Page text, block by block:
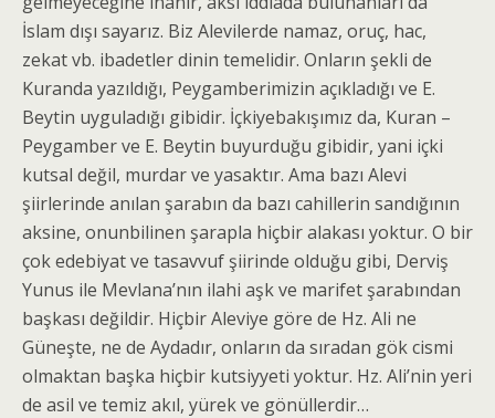
İslam dışı sayarız. Biz Alevilerde namaz, oruç, hac,
zekat vb. ibadetler dinin temelidir. Onların şekli de
Kuranda yazıldığı, Peygamberimizin açıkladığı ve E.
Beytin uyguladığı gibidir. İçkiyebakışımız da, Kuran –
Peygamber ve E. Beytin buyurduğu gibidir, yani içki
kutsal değil, murdar ve yasaktır. Ama bazı Alevi
şiirlerinde anılan şarabın da bazı cahillerin sandığının
aksine, onunbilinen şarapla hiçbir alakası yoktur. O bir
çok edebiyat ve tasavvuf şiirinde olduğu gibi, Derviş
Yunus ile Mevlana’nın ilahi aşk ve marifet şarabından
başkası değildir. Hiçbir Aleviye göre de Hz. Ali ne
Güneşte, ne de Aydadır, onların da sıradan gök cismi
olmaktan başka hiçbir kutsiyyeti yoktur. Hz. Ali’nin yeri
de asil ve temiz akıl, yürek ve gönüllerdir…